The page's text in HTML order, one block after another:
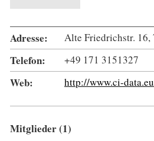
Adresse: Alte Friedrichstr. 16,
Telefon: +49 171 3151327
Web: http://www.ci-data.eu
Mitglieder (1)